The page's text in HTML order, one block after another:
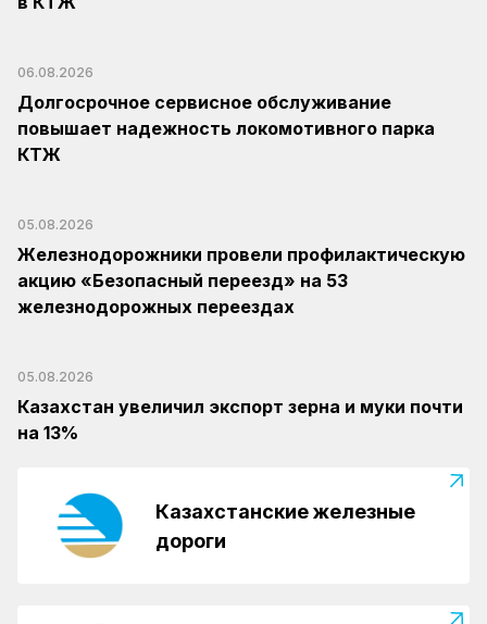
06.08.2026
Долгосрочное сервисное обслуживание
повышает надежность локомотивного парка
КТЖ
05.08.2026
Железнодорожники провели профилактическую
акцию «Безопасный переезд» на 53
железнодорожных переездах
05.08.2026
Казахстан увеличил экспорт зерна и муки почти
на 13%
Казахстанские железные
дороги